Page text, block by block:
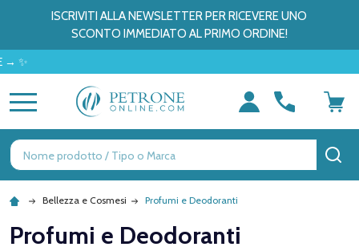
ISCRIVITI ALLA NEWSLETTER PER RICEVERE UNO
SCONTO IMMEDIATO AL PRIMO ORDINE!
Ricerca
Bellezza e Cosmesi Profumi e Deodoranti
Profumi e Deodoranti